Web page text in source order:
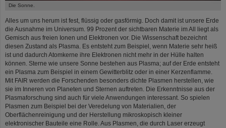
Die Sonne.
Alles um uns herum ist fest, flüssig oder gasförmig. Doch damit ist unsere Erde
die Ausnahme im Universum. 99 Prozent der sichtbaren Materie im All liegt als
Gemisch aus freien Ionen und Elektronen vor. Die Wissenschaft bezeichnt
diesen Zustand als Plasma. Es entsteht zum Beispiel, wenn Materie sehr heiß
ist und dadurch Atomkerne ihre Elektronen nicht mehr in der Hülle halten
können. Sterne wie unsere Sonne bestehen aus Plasma; auf der Erde entsteht
ein Plasma zum Beispiel in einem Gewitterblitz oder in einer Kerzenflamme.
Mit FAIR werden die Forschenden besonders dichte Plasmen herstellen, wie
sie im Inneren von Planeten und Sternen auftreten. Die Erkenntnisse aus der
Plasmaforschung sind auch für viele Anwendungen interessant. So spielen
Plasmen zum Beispiel bei der Veredelung von Materialien, der
Oberflächenreinigung und der Herstellung mikroskopisch kleiner
elektronischer Bauteile eine Rolle. Aus Plasmen, die durch Laser erzeugt